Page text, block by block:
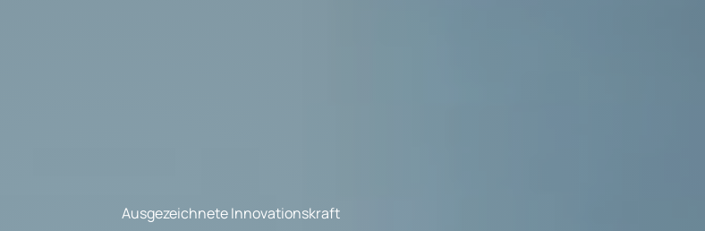
Ausgezeichnete Innovationskraft